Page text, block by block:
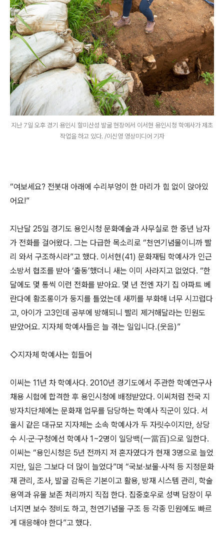
지난 7일 오후 경기 용인시 할미산성 발굴 현장에서 이서현 용인시청 학예사가 제초
작업을 하고 있다. /이신영 영상미디어 기자
“여보세요? 전봇대 아래에 수리부엉이 한 마리가 힘 없이 앉아있
어요!”
지난달 25일 경기도 용인시청 문화예술과 사무실로 한 중년 남자
가 전화를 걸어왔다. 그는 다급한 목소리로 “천연기념물이니까 빨
리 와서 구조하시라”고 했다. 이서현(41) 문화재팀 학예사가 인근
소방서 협조를 받아 ‘출동’했더니 새는 이미 사라지고 없었다. “한
달에도 몇 통씩 이런 전화를 받아요. 몇 년 전엔 자기 집 아파트 베
란다에 황조롱이가 둥지를 틀었는데 새끼를 부화해 너무 시끄럽다
고, 아이가 고3인데 공부에 방해되니 빨리 제거해달라는 민원도
받았어요. 지자체 학예사들은 늘 겪는 일입니다.(웃음)”
◇지자체 학예사는 힘들어
이씨는 11년 차 학예사다. 2010년 경기도에서 주관한 학예연구사
채용 시험에 합격한 후 용인시청에 배정받았다. 이씨처럼 전국 지
방자치단체에는 문화재 업무를 담당하는 학예사 직군이 있다. 서
울시 같은 대규모 지자체는 소속 학예사가 두 자릿수이지만, 상당
수 시·군·구청에선 학예사 1~2명이 일당백(一當百)으로 일한다.
이씨는 “용인시청은 5년 전까지 저 혼자였다가 현재 3명으로 늘었
지만, 일은 그보다 더 많이 늘었다”며 “국보·보물·사적 등 지정문화
재 관리, 조사, 발굴 감독은 기본이고 활용, 방재 시스템 관리, 학술
용역과 유물 보존 처리까지 직접 한다. 집중호우로 성벽 담장이 무
너지면 보수 정비도 하고, 천연기념물 구조 등 각종 민원에도 빠르
게 대응해야 한다”고 했다.